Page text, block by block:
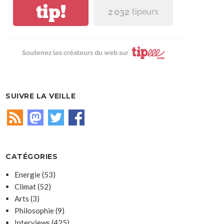
tip! 2 032 tipeurs
Soutenez les créateurs du web sur
SUIVRE LA VEILLE
CATÉGORIES
Energie(53)
Climat(52)
Arts (3)
Philosophie(9)